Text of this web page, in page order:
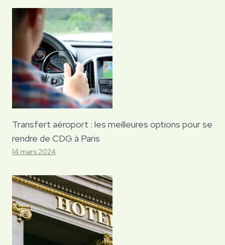
Transfert aéroport : les meilleures options pour se
rendre de CDG à Paris
14 mars 2024